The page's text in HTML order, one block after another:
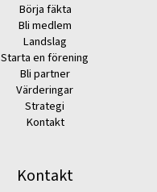
Börja fäkta
Bli medlem
Landslag
Starta en förening
Bli partner
Värderingar
Strategi
Kontakt
Kontakt